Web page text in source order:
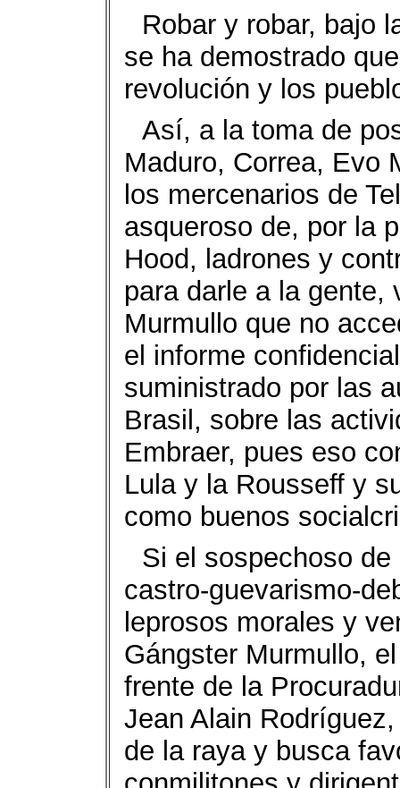
Robar y robar, bajo
se ha demostrado
revolución y los
Así, a la toma de
Maduro, Correa, Evo
los mercenarios de
asqueroso de, por la
Hood, ladrones y
para darle a la gente,
Murmullo que no
el informe
suministrado por las
Brasil, sobre las
Embraer, pues eso
Lula y la Rousseff y
como buenos
Si el sospechoso
castro-guevarismo-
leprosos morales y
Gángster Murmullo,
frente de la
Jean Alain
de la raya y busca